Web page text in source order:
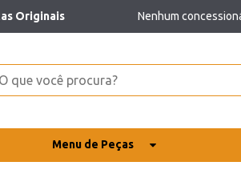
Originais Nenhum
Menu de Peças